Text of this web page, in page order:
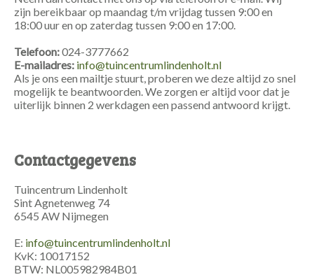
zijn bereikbaar op maandag t/m vrijdag tussen 9:00 en
18:00 uur en op zaterdag tussen 9:00 en 17:00.
Telefoon:024-3777662
E-mailadres: info@tuincentrumlindenholt.nl
Als je ons een mailtje stuurt, proberen we deze altijd zo snel
mogelijk te beantwoorden. We zorgen er altijd voor dat je
uiterlijk binnen 2 werkdagen een passend antwoord krijgt.
Contactgegevens
Tuincentrum Lindenholt
Sint Agnetenweg 74
6545 AW Nijmegen
E: info@tuincentrumlindenholt.nl
KvK: 10017152
BTW: NL005982984B01